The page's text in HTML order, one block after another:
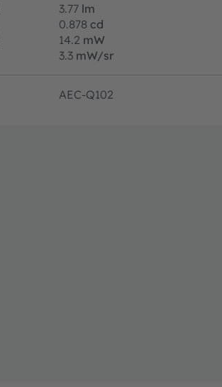
3.77 lm
0.878 cd
14.2 mW
3.3 mW/sr
AEC-Q102